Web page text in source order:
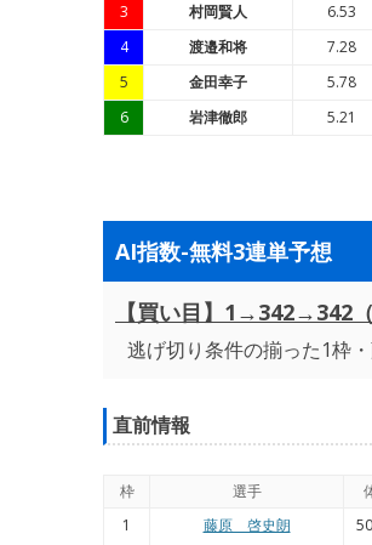
3
村岡賢人 6.53
4
渡邉和将 7.28
5
金田幸子 5.78
6
岩津徹郎 5.21
AI指数-無料3連単予想
【買い目】1→342→342（
逃げ切り条件の揃った1枠
直前情報
枠 選手
1
藤原 啓史朗